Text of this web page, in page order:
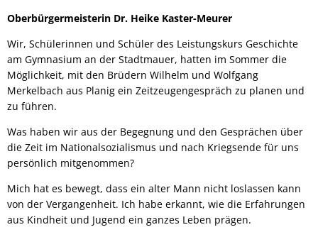
Oberbürgermeisterin Dr. Heike Kaster-Meurer
Wir, Schülerinnen und Schüler des Leistungskurs Geschichte
am Gymnasium an der Stadtmauer, hatten im Sommer die
Möglichkeit, mit den Brüdern Wilhelm und Wolfgang
Merkelbach aus Planig ein Zeitzeugengespräch zu planen und
zu führen.
Was haben wir aus der Begegnung und den Gesprächen über
die Zeit im Nationalsozialismus und nach Kriegsende für uns
persönlich mitgenommen?
Mich hat es bewegt, dass ein alter Mann nicht loslassen kann
von der Vergangenheit. Ich habe erkannt, wie die Erfahrungen
aus Kindheit und Jugend ein ganzes Leben prägen.